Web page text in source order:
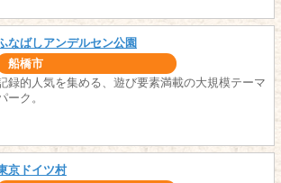
なばしアンデルセン公園
船橋市
録的人気を集める、遊び要素満載の大規模テーマ
ーク。
京ドイツ村